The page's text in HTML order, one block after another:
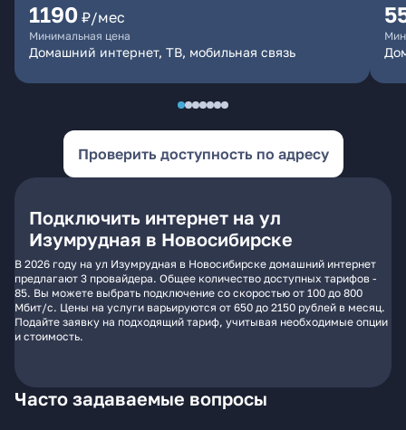
1190 ₽/мес
Минимальная цена
Домашний интернет, ТВ, мобильная связь
Проверить доступность по адресу
Подключить интернет на ул
Изумрудная в Новосибирске
В 2026 году на ул Изумрудная в Новосибирске домашний интернет
предлагают 3 провайдера. Общее количество доступных тарифов -
85. Вы можете выбрать подключение со скоростью от 100 до 800
Мбит/с. Цены на услуги варьируются от 650 до 2150 рублей в месяц.
Подайте заявку на подходящий тариф, учитывая необходимые опции
и стоимость.
Часто задаваемые вопросы